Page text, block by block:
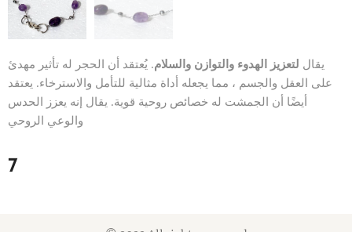
يقال لتعزيز الهدوء والتوازن والسلام. يُعتقد أن الحجر له تأثير مهدئ
على العقل والجسم ، مما يجعله أداة مثالية للتأمل والاسترخاء. يعتقد
أيضًا أن الجمشت له خصائص روحية قوية. يقال إنه يعزز الحدس
والوعي الروحي
7